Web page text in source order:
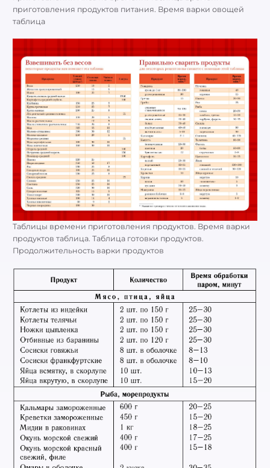
приготовления продуктов питания. Время варки овощей
таблица
Таблицы времени приготовления продуктов. Время варки
продуктов таблица. Таблица готовки продуктов.
Продолжительность варки продуктов